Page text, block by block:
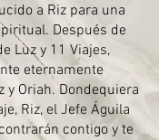
a Riz para una
Después de
Luz y 11 Viajes,
eternamente
y Oriah. Dondequiera
Riz, el Jefe Águila
contigo y te